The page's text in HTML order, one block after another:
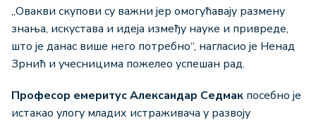
„Овакви скупови су важни јер омогућавају размену
знања, искустава и идеја између науке и привреде,
што је данас више него потребно“, нагласио је Ненад
Зрнић и учесницима пожелео успешан рад.
Професор емеритус Александар Седмак посебно је
истакао улогу младих истраживача у развоју